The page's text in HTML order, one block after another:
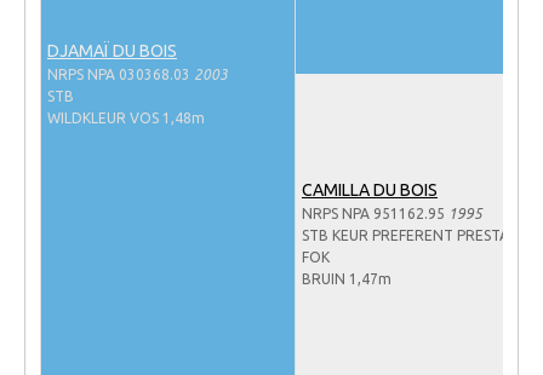
Zoek een NRPS paard
Fokprogramma's en registratie
DJAMAÏ DU BOIS
NRPS NPA 030368.03 2003
STB
WILDKLEUR VOS 1,48m
CAMILLA DU BOIS
NRPS NPA 951162.95 1995
STB KEUR PREFERENT PRESTATIE-
FOK
BRUIN 1,47m